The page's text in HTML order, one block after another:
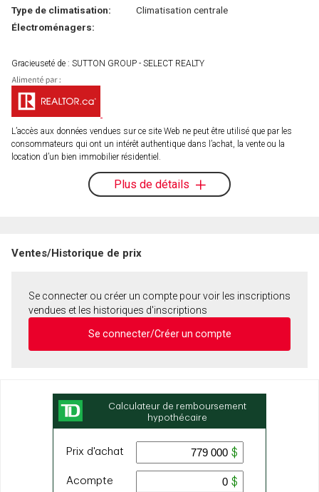
Type de climatisation:
Climatisation centrale
Électroménagers:
Gracieuseté de : SUTTON GROUP - SELECT REALTY
L’accès aux données vendues sur ce site Web ne peut être utilisé que par les
consommateurs qui ont un intérêt authentique dans l’achat, la vente ou la
location d’un bien immobilier résidentiel.
Plus de détails
Ventes/Historique de prix
Se connecter ou créer un compte pour voir les inscriptions
vendues et les historiques d'inscriptions
Se connecter/Créer un compte